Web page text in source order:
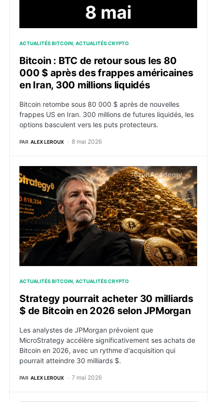
ACTUALITÉS BITCOIN ACTUALITÉS CRYPTO
Bitcoin : BTC de retour sous les 80
000 $ après des frappes américaines
en Iran, 300 millions liquidés
Bitcoin retombe sous 80 000 $ après de nouvelles
frappes US en Iran. 300 millions de futures liquidés, les
options basculent vers les puts protecteurs.
PAR ALEX LEROUX 8 mai 2026
Strategy pourrait acheter 30 milliards $ de Bitcoin
ACTUALITÉS BITCOIN ACTUALITÉS CRYPTO
Strategy pourrait acheter 30 milliards
$ de Bitcoin en 2026 selon JPMorgan
Les analystes de JPMorgan prévoient que
MicroStrategy accélère significativement ses achats de
Bitcoin en 2026, avec un rythme d'acquisition qui
pourrait atteindre 30 milliards $.
PAR ALEX LEROUX 7 mai 2026